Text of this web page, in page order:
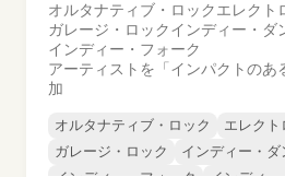
オルタナティブ・ロックエレクト
ガレージ・ロックインディー・ダ
インディー・フォーク
アーティストを「インパクトのあ
加
オルタナティブ・ロック
エレクト
ガレージ・ロック
インディー・ダ